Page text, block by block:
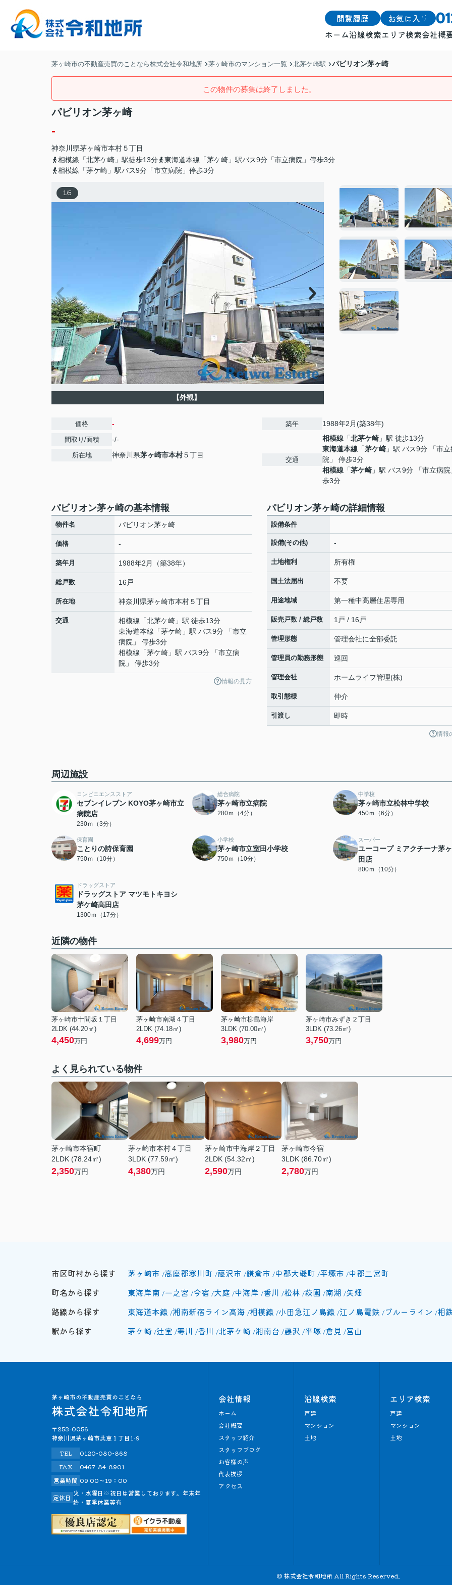
閲覧履歴 お気に入り
ホーム沿線検索エリア検索会社概
茅ヶ崎市の不動産売買のことなら株式会社令和地所 茅ヶ崎市のマンション一覧 北茅ケ崎駅 パビリオン茅ヶ崎
この物件の募集は終了しました。
パビリオン茅ヶ崎
-
神奈川県茅ヶ崎市本村５丁目
相模線「北茅ケ崎」駅徒歩13分
東海道本線「茅ケ崎」駅バス9分「市立病院」停歩3分
相模線「茅ケ崎」駅バス9分「市立病院」停歩3分
1/5
【外観】
価格 -
間取り/面積 -/-
所在地 神奈川県茅ヶ崎市本村５丁目
築年 1988年2月(築38年)
交通
相模線 「北茅ケ崎 」駅 徒歩13分
東海道本線 「茅ケ崎 」駅 バス9分 「市立
院」 停歩3分
相模線 「茅ケ崎 」駅 バス9分 「市立病
歩3分
パビリオン茅ヶ崎の基本情報
物件名 パビリオン茅ヶ崎
価格 -
築年月 1988年2月（築38年）
総戸数 16戸
所在地 神奈川県茅ヶ崎市本村５丁目
交通 相模線 「北茅ケ崎 」駅 徒歩13分
東海道本線 「茅ケ崎 」駅 バス9分 「市立
病院」 停歩3分
相模線 「茅ケ崎 」駅 バス9分 「市立病
院」 停歩3分
情報の見方
パビリオン茅ヶ崎の詳細情報
設備条件
設備(その他) -
土地権利 所有権
国土法届出 不要
用途地域 第一種中高層住居専用
販売戸数 / 総戸数 1戸 / 16戸
管理形態 管理会社に全部委託
管理員の勤務形態 巡回
管理会社 ホームライフ管理(株)
取引態様 仲介
引渡し 即時
情報
周辺施設
コンビニエンスストア
セブンイレブン KOYO茅ヶ崎市立
病院店
230ｍ（3分）
総合病院
茅ヶ崎市立病院
280ｍ（4分）
中学校
茅ヶ崎市立松林中学校
450ｍ（6分）
保育園
ことりの詩保育園
750ｍ（10分）
小学校
茅ヶ崎市立室田小学校
750ｍ（10分）
スーパー
ユーコープ ミアクチーナ茅
田店
800ｍ（10分）
ドラッグストア
ドラッグストア マツモトキヨシ
茅ケ崎高田店
1300ｍ（17分）
近隣の物件
茅ヶ崎市十間坂１丁目
2LDK (44.20㎡)
4,450万円
茅ヶ崎市南湖４丁目
2LDK (74.18㎡)
4,699万円
茅ヶ崎市柳島海岸
3LDK (70.00㎡)
3,980万円
茅ヶ崎市みずき２丁目
3LDK (73.26㎡)
3,750万円
よく見られている物件
茅ヶ崎市本宿町
2LDK (78.24㎡)
2,350万円
茅ヶ崎市本村４丁目
3LDK (77.59㎡)
4,380万円
茅ヶ崎市中海岸２丁目
2LDK (54.32㎡)
2,590万円
茅ヶ崎市今宿
3LDK (86.70㎡)
2,780万円
市区町村から探す 茅ヶ崎市 高座郡寒川町 藤沢市 鎌倉市 中郡大磯町 平塚市 中郡二宮町
町名から探す
東海岸南 一之宮 今宿 大庭 中海岸 香川 松林 萩園 南湖 矢畑
路線から探す
東海道本線 湘南新宿ライン高海 相模線 小田急江ノ島線 江ノ島電鉄 ブルーライン 相
駅から探す
茅ケ崎 辻堂 寒川 香川 北茅ケ崎 湘南台 藤沢 平塚 倉見 宮山
〒253-0056
神奈川県茅ヶ崎市共恵１丁目1-9
TEL
0120-080-868
FAX
0467-84-8901
営業時間 09:00～19：00
定休日
火・水曜日※祝日は営業しております。年末年
始・夏季休業等有
会社情報
ホーム
会社概要
スタッフ紹介
スタッフブログ
お客様の声
代表挨拶
アクセス
沿線検索
戸建
マンション
土地
エリア検索
戸建
マンション
土地
© 株式会社令和地所 All Rights Reserved.